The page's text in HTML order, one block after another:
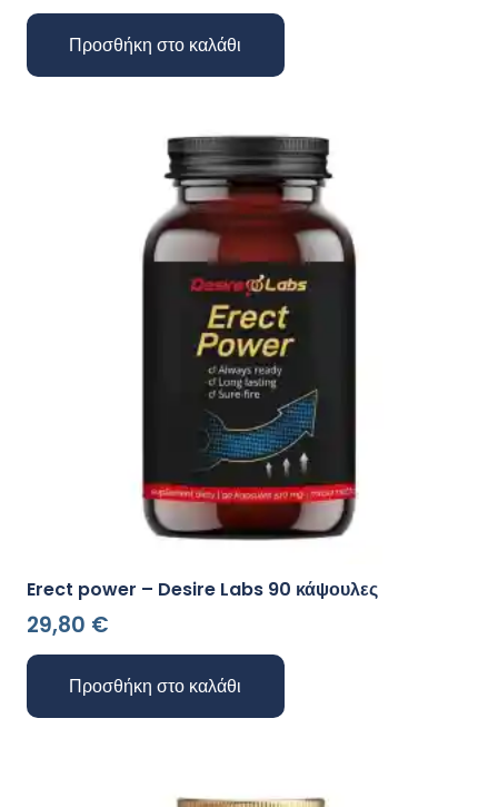
Προσθήκη στο καλάθι
Erect power – Desire Labs 90 κάψουλες
29,80 €
Προσθήκη στο καλάθι